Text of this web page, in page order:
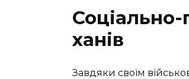
Соціально-
ханів
Завдяки своїм